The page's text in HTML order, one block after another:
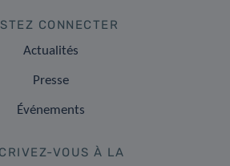
CONNECTER
Actualités
Presse
Événements
VOUS À LA